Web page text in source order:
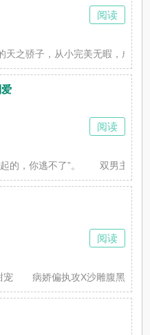
天之骄子，从小完美无暇，
阅读
起的，你逃不了”。 双男主快
阅读
宠 病娇偏执攻X沙雕腹黑受
阅读